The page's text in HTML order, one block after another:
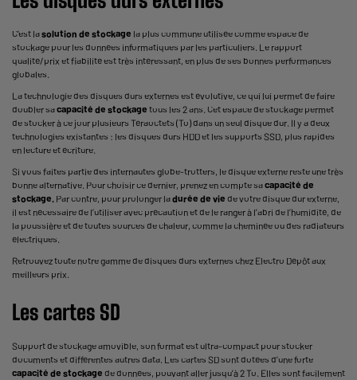
C’est lasolution de stockage la plus commune utilisée comme espace de
stockage pour les données informatiques par les particuliers. Le rapport
qualité/prix et fiabilité est très intéressant, en plus de ses bonnes performances
globales.
La technologie des disques durs externes est évolutive, ce qui lui permet de faire
doubler sacapacité de stockage tous les 2 ans. Cet espace de stockage permet
de stocker à ce jour plusieurs Téraoctets (To) dans un seul disque dur. Il y a deux
technologies existantes : les disques durs HDD et les supports SSD, plus rapides
en lecture et écriture.
Si vous faites partie des internautes globe-trotters, le disque externe reste une très
bonne alternative. Pour choisir ce dernier, prenez en compte sacapacité de
stockage. Par contre, pour prolonger ladurée de vie de votre disque dur externe,
il est nécessaire de l’utiliser avec précaution et de le ranger à l’abri de l’humidité, de
la poussière et de toutes sources de chaleur, comme la cheminée ou des radiateurs
électriques.
Retrouvez toute notre gamme de disques durs externes chez Electro Dépôt aux
meilleurs prix.
Les cartes SD
Support de stockage amovible, son format est ultra-compact pour stocker
documents et différentes autres data. Les cartes SD sont dotées d’une forte
capacité de stockage de données, pouvant aller jusqu’à 2 To. Elles sont facilement